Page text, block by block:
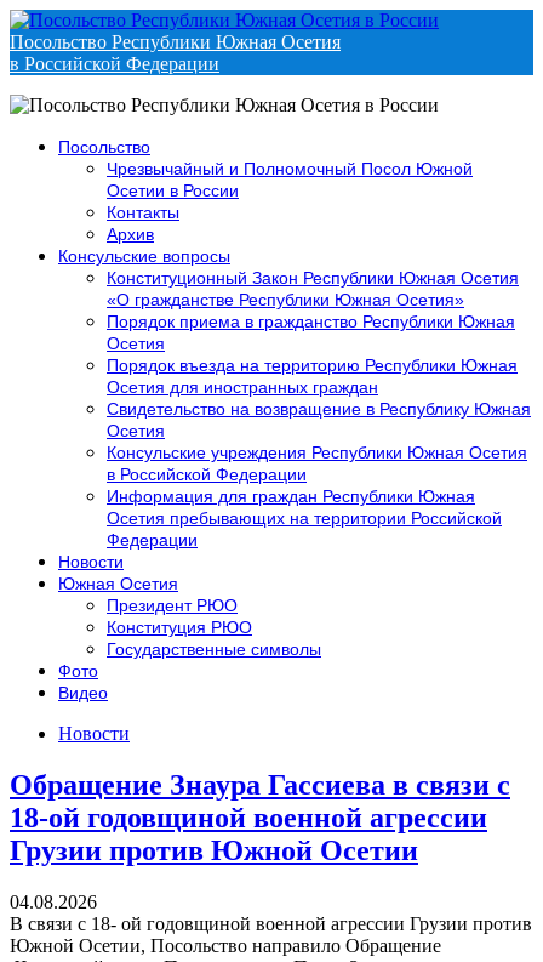
Посольство Республики Южная Осетия
в Российской Федерации
Посольство
Чрезвычайный и Полномочный Посол Южной
Осетии в России
Контакты
Архив
Консульские вопросы
Конституционный Закон Республики Южная Осетия
«О гражданстве Республики Южная Осетия»
Порядок приема в гражданство Республики Южная
Осетия
Порядок въезда на территорию Республики Южная
Осетия для иностранных граждан
Свидетельство на возвращение в Республику Южная
Осетия
Консульские учреждения Республики Южная Осетия
в Российской Федерации
Информация для граждан Республики Южная
Осетия пребывающих на территории Российской
Федерации
Новости
Южная Осетия
Президент РЮО
Конституция РЮО
Государственные символы
Фото
Видео
Новости
Обращение Знаура Гассиева в связи с
18-ой годовщиной военной агрессии
Грузии против Южной Осетии
04.08.2026
В связи с 18- ой годовщиной военной агрессии Грузии против
Южной Осетии, Посольство направило Обращение